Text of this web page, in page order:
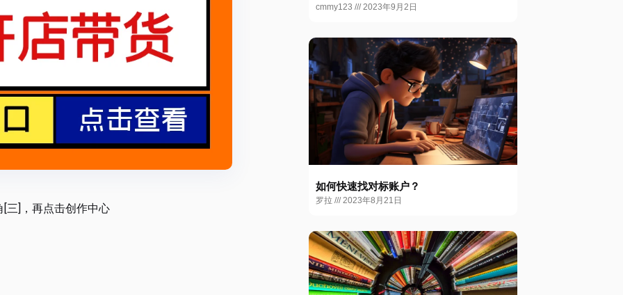
三]，再点击创作中心
cmmy123 2023年9月2日
如何快速找对标账户？
罗拉 2023年8月21日